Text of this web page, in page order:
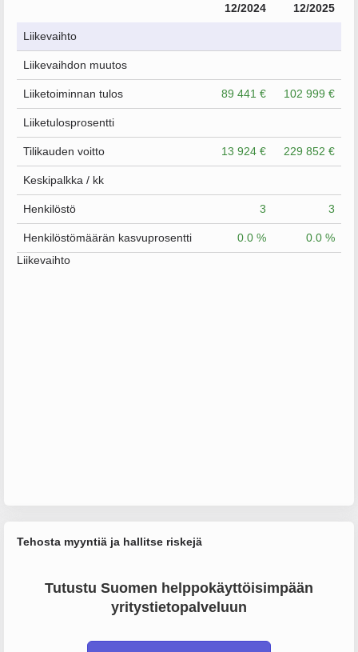
12/2024 12/2025
Liikevaihto
Liikevaihdon muutos
Liiketoiminnan tulos 89 441 € 102 999 €
Liiketulosprosentti
Tilikauden voitto 13 924 € 229 852 €
Keskipalkka / kk
Henkilöstö 3 3
Henkilöstömäärän kasvuprosentti 0.0 %
0.0 %
Liikevaihto
Tehosta myyntiä ja hallitse riskejä
Tutustu Suomen helppokäyttöisimpään
yritystietopalveluun